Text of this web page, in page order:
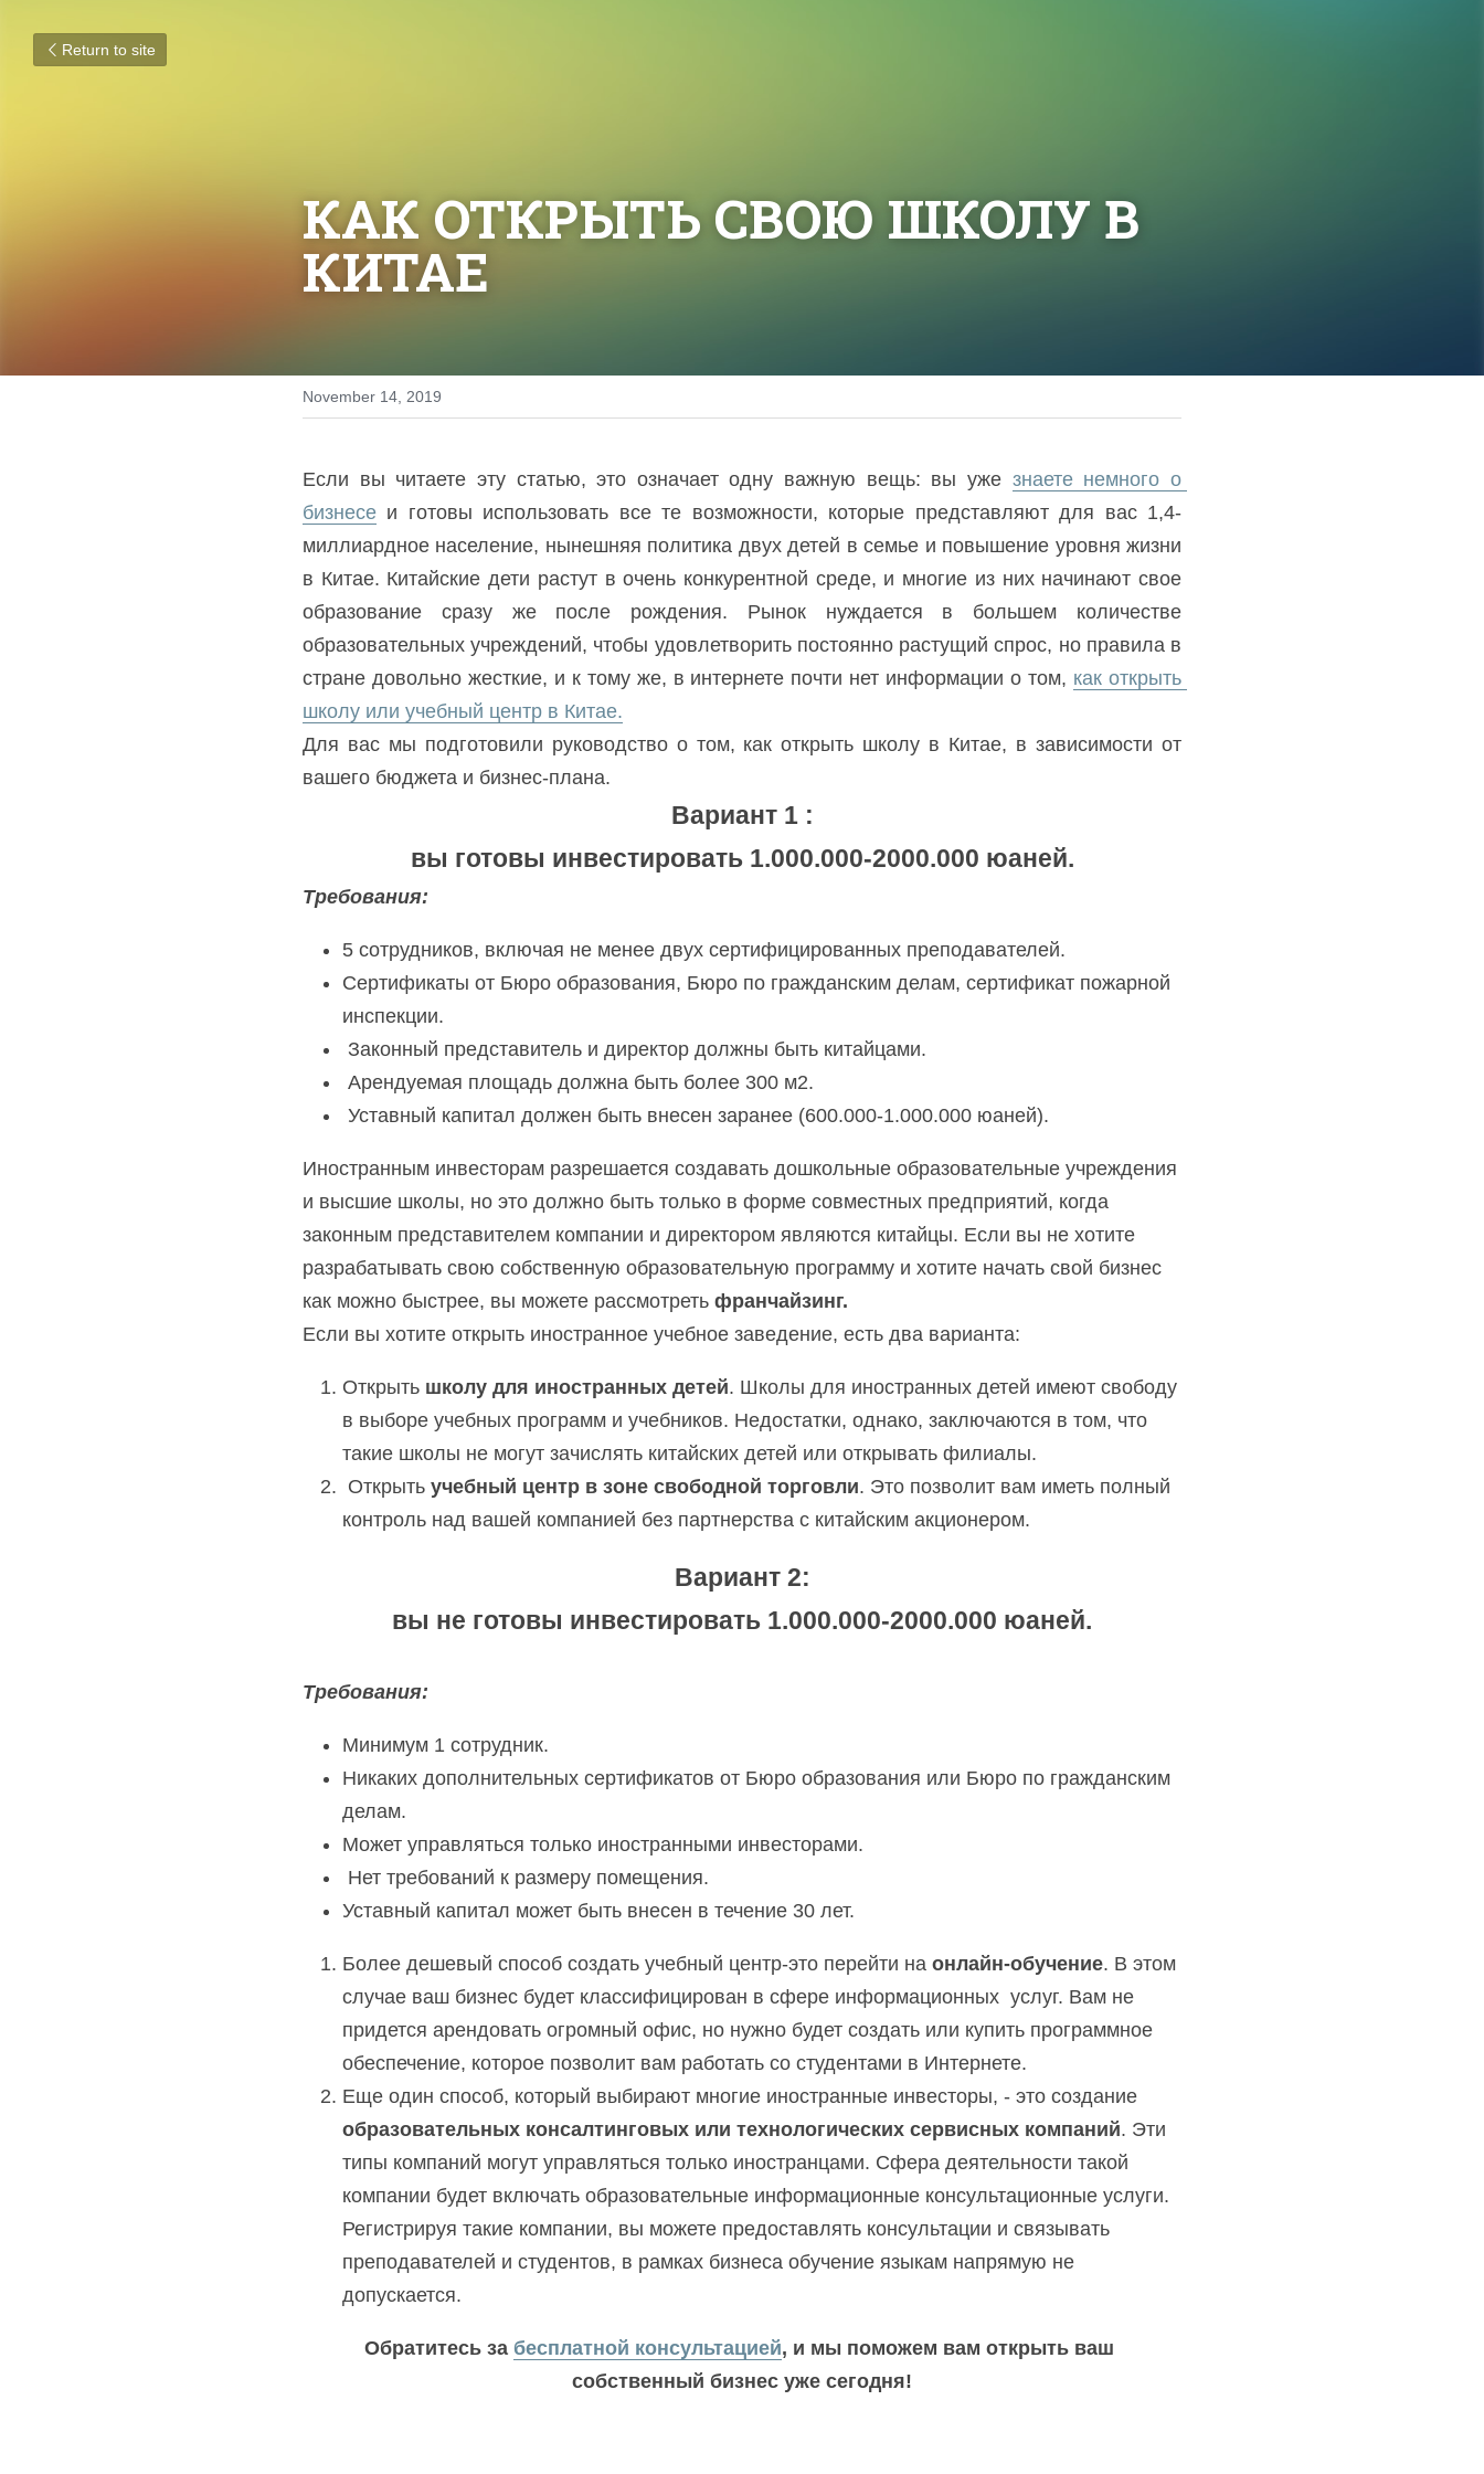
Return to site
КАК ОТКРЫТЬ СВОЮ ШКОЛУ В
КИТАЕ
November 14, 2019
Если вы читаете эту статью, это означает одну важную вещь: вы уже знаете немного о
бизнесе и готовы использовать все те возможности, которые представляют для вас 1,4-
миллиардное население, нынешняя политика двух детей в семье и повышение уровня жизни
в Китае. Китайские дети растут в очень конкурентной среде, и многие из них начинают свое
образование сразу же после рождения. Рынок нуждается в большем количестве
образовательных учреждений, чтобы удовлетворить постоянно растущий спрос, но правила в
стране довольно жесткие, и к тому же, в интернете почти нет информации о том, как открыть
школу или учебный центр в Китае.
Для вас мы подготовили руководство о том, как открыть школу в Китае, в зависимости от
вашего бюджета и бизнес-плана.
Вариант 1 :
вы готовы инвестировать 1.000.000-2000.000 юаней.
Требования:
5 сотрудников, включая не менее двух сертифицированных преподавателей.
Сертификаты от Бюро образования, Бюро по гражданским делам, сертификат пожарной
инспекции.
Законный представитель и директор должны быть китайцами.
Арендуемая площадь должна быть более 300 м2.
Уставный капитал должен быть внесен заранее (600.000-1.000.000 юаней).
Иностранным инвесторам разрешается создавать дошкольные образовательные учреждения
и высшие школы, но это должно быть только в форме совместных предприятий, когда
законным представителем компании и директором являются китайцы. Если вы не хотите
разрабатывать свою собственную образовательную программу и хотите начать свой бизнес
как можно быстрее, вы можете рассмотреть франчайзинг.
Если вы хотите открыть иностранное учебное заведение, есть два варианта:
Открыть школу для иностранных детей. Школы для иностранных детей имеют свободу
в выборе учебных программ и учебников. Недостатки, однако, заключаются в том, что
такие школы не могут зачислять китайских детей или открывать филиалы.
Открыть учебный центр в зоне свободной торговли. Это позволит вам иметь полный
контроль над вашей компанией без партнерства с китайским акционером.
Вариант 2:
вы не готовы инвестировать 1.000.000-2000.000 юаней.
Требования:
Минимум 1 сотрудник.
Никаких дополнительных сертификатов от Бюро образования или Бюро по гражданским
делам.
Может управляться только иностранными инвесторами.
Нет требований к размеру помещения.
Уставный капитал может быть внесен в течение 30 лет.
Более дешевый способ создать учебный центр-это перейти на онлайн-обучение. В этом
случае ваш бизнес будет классифицирован в сфере информационных  услуг. Вам не
придется арендовать огромный офис, но нужно будет создать или купить программное
обеспечение, которое позволит вам работать со студентами в Интернете.
образовательных консалтинговых или технологических сервисных компаний. Эти
типы компаний могут управляться только иностранцами. Сфера деятельности такой
компании будет включать образовательные информационные консультационные услуги.
Регистрируя такие компании, вы можете предоставлять консультации и связывать
преподавателей и студентов, в рамках бизнеса обучение языкам напрямую не
допускается.
Обратитесь за бесплатной консультацией, и мы поможем вам открыть ваш
собственный бизнес уже сегодня!